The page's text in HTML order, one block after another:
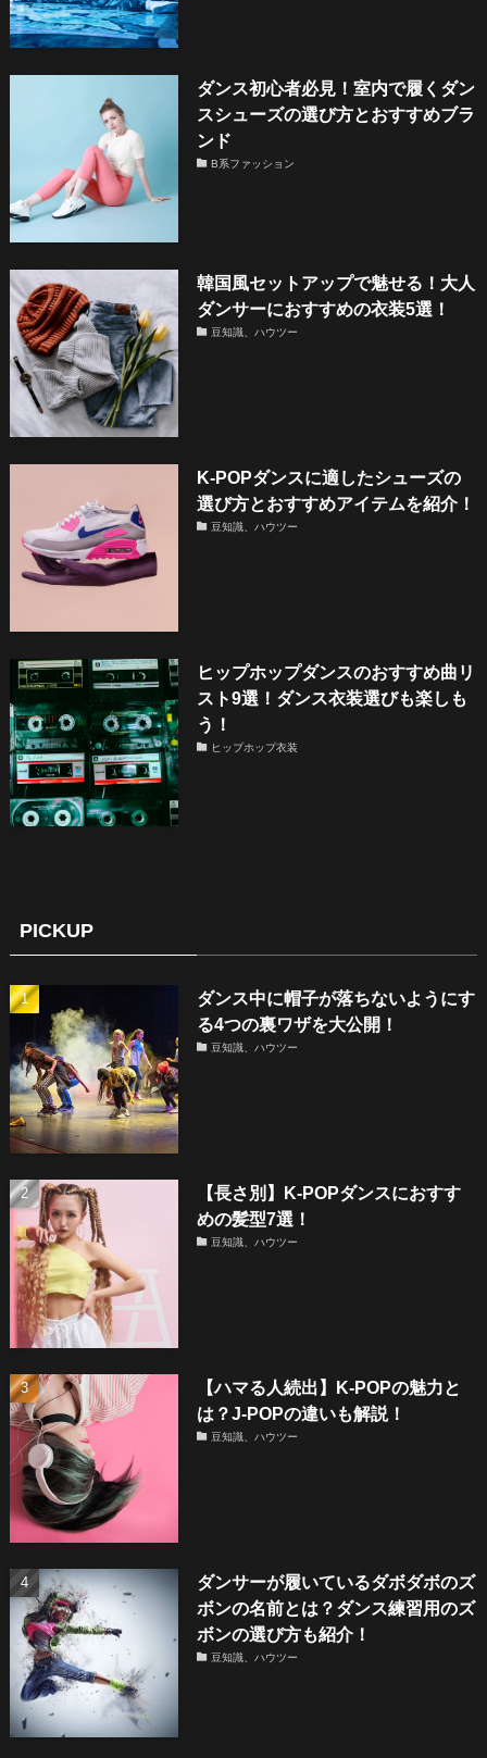
ダンス初心者必見！室内で履くダン
スシューズの選び方とおすすめブラ
ンド
B系ファッション
韓国風セットアップで魅せる！大人
ダンサーにおすすめの衣装5選！
豆知識、ハウツー
K-POPダンスに適したシューズの
選び方とおすすめアイテムを紹介！
豆知識、ハウツー
ヒップホップダンスのおすすめ曲リ
スト9選！ダンス衣装選びも楽しも
う！
ヒップホップ衣装
PICKUP
ダンス中に帽子が落ちないようにす
る4つの裏ワザを大公開！
豆知識、ハウツー
【長さ別】K-POPダンスにおすす
めの髪型7選！
豆知識、ハウツー
【ハマる人続出】K-POPの魅力と
は？J-POPの違いも解説！
豆知識、ハウツー
ダンサーが履いているダボダボのズ
ボンの名前とは？ダンス練習用のズ
ボンの選び方も紹介！
豆知識、ハウツー